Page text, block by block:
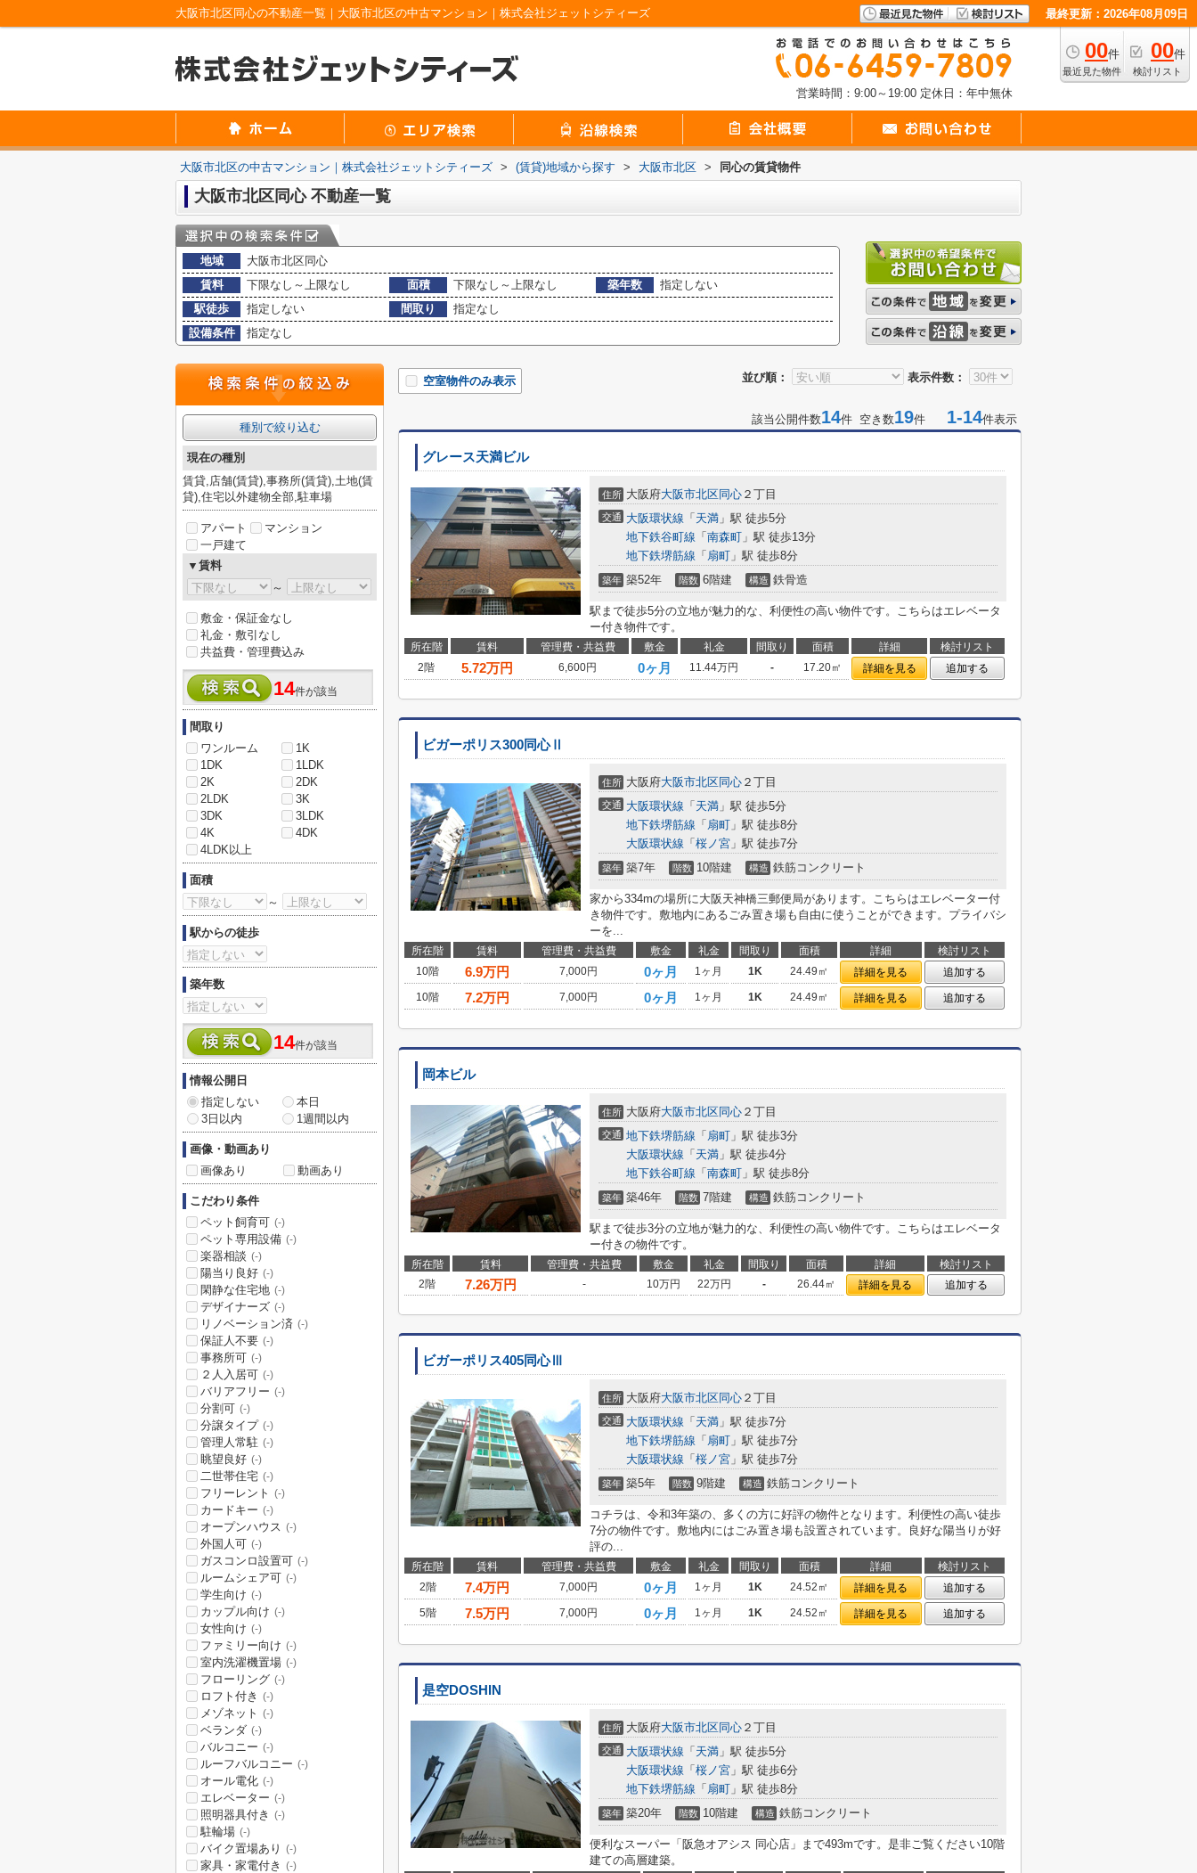
大阪市北区同心の不動産一覧｜大阪市北区の中古マンション｜株式会社ジェットシティーズ 最終更新：2026年08月09日
00件
最近見た物件
00件
検討リスト
営業時間：9:00～19:00 定休日：年中無休
大阪市北区の中古マンション｜株式会社ジェットシティーズ > (賃貸)地域から探す > 大阪市北区 > 同心の賃貸物件
大阪市北区同心 不動産一覧
地域
大阪市北区同心
賃料
下限なし～上限なし 面積 下限なし～上限なし 築年数
指定しない
駅徒歩
指定しない 間取り
指定なし
設備条件
指定なし
並び順： 表示件数：
空室物件のみ表示
該当公開件数14件 空き数19件 1-14件表示
グレース天満ビル
住所 大阪府大阪市北区同心 ２丁目
交通 大阪環状線 「 天満 」駅 徒歩5分
地下鉄谷町線 「 南森町 」駅 徒歩13分
地下鉄堺筋線 「 扇町 」駅 徒歩8分
築年 築52年 階数 6階建 構造 鉄骨造
駅まで徒歩5分の立地が魅力的な、利便性の高い物件です。こちらはエレベータ
ー付き物件です。
所在階 賃料 管理費・共益費 敷金 礼金 間取り 面積 詳細
検討リスト
2階
5.72万円 6,600円 0ヶ月 11.44万円 - 17.20㎡ 詳細を見る 追加する
ビガーポリス300同心Ⅱ
住所 大阪府大阪市北区同心 ２丁目
交通 大阪環状線 「 天満 」駅 徒歩5分
地下鉄堺筋線 「 扇町 」駅 徒歩8分
大阪環状線 「 桜ノ宮 」駅 徒歩7分
築年 築7年 階数 10階建 構造 鉄筋コンクリート
家から334mの場所に大阪天神橋三郵便局があります。こちらはエレベーター付
き物件です。敷地内にあるごみ置き場も自由に使うことができます。プライバシ
ーを...
所在階 賃料 管理費・共益費 敷金 礼金 間取り 面積 詳細
検討リスト
10階
6.9万円 7,000円 0ヶ月 1ヶ月 1K 24.49㎡ 詳細を見る
追加する
10階
7.2万円 7,000円 0ヶ月 1ヶ月 1K 24.49㎡ 詳細を見る 追加する
岡本ビル
住所 大阪府大阪市北区同心 ２丁目
交通 地下鉄堺筋線 「 扇町 」駅 徒歩3分
大阪環状線 「 天満 」駅 徒歩4分
地下鉄谷町線 「 南森町 」駅 徒歩8分
築年 築46年 階数 7階建 構造 鉄筋コンクリート
駅まで徒歩3分の立地が魅力的な、利便性の高い物件です。こちらはエレベータ
ー付きの物件です。
所在階 賃料 管理費・共益費 敷金 礼金 間取り 面積 詳細
検討リスト
2階
7.26万円 - 10万円 22万円 - 26.44㎡ 詳細を見る 追加する
ビガーポリス405同心Ⅲ
住所 大阪府大阪市北区同心 ２丁目
交通 大阪環状線 「 天満 」駅 徒歩7分
地下鉄堺筋線 「 扇町 」駅 徒歩7分
大阪環状線 「 桜ノ宮 」駅 徒歩7分
築年 築5年 階数 9階建 構造 鉄筋コンクリート
コチラは、令和3年築の、多くの方に好評の物件となります。利便性の高い徒歩
7分の物件です。敷地内にはごみ置き場も設置されています。良好な陽当りが好
評の...
所在階 賃料 管理費・共益費 敷金 礼金 間取り 面積 詳細
検討リスト
2階
7.4万円 7,000円 0ヶ月 1ヶ月 1K 24.52㎡ 詳細を見る
追加する
5階
7.5万円 7,000円 0ヶ月 1ヶ月 1K 24.52㎡ 詳細を見る 追加する
是空DOSHIN
住所 大阪府大阪市北区同心 ２丁目
交通 大阪環状線 「 天満 」駅 徒歩5分
大阪環状線 「 桜ノ宮 」駅 徒歩6分
地下鉄堺筋線 「 扇町 」駅 徒歩8分
築年 築20年 階数 10階建 構造 鉄筋コンクリート
便利なスーパー「阪急オアシス 同心店」まで493mです。是非ご覧ください10階
建ての高層建築。
種別で絞り込む
現在の種別
賃貸,店舗(賃貸),事務所(賃貸),土地(賃
貸),住宅以外建物全部,駐車場
アパート
マンション
一戸建て
▼賃料
～
敷金・保証金なし
礼金・敷引なし
共益費・管理費込み
14件が該当
間取り
ワンルーム
1K
1DK
1LDK
2K
2DK
2LDK
3K
3DK
3LDK
4K
4DK
4LDK以上
面積
～
駅からの徒歩
築年数
14件が該当
情報公開日
指定しない
本日
3日以内
1週間以内
画像・動画あり
画像あり
動画あり
こだわり条件
ペット飼育可 (-)
ペット専用設備 (-)
楽器相談 (-)
陽当り良好 (-)
閑静な住宅地 (-)
デザイナーズ (-)
リノベーション済 (-)
保証人不要 (-)
事務所可 (-)
２人入居可 (-)
バリアフリー (-)
分割可 (-)
分譲タイプ (-)
管理人常駐 (-)
眺望良好 (-)
二世帯住宅 (-)
フリーレント (-)
カードキー (-)
オープンハウス (-)
外国人可 (-)
ガスコンロ設置可 (-)
ルームシェア可 (-)
学生向け (-)
カップル向け (-)
女性向け (-)
ファミリー向け (-)
室内洗濯機置場 (-)
フローリング (-)
ロフト付き (-)
メゾネット (-)
ベランダ (-)
バルコニー (-)
ルーフバルコニー (-)
オール電化 (-)
エレベーター (-)
照明器具付き (-)
駐輪場 (-)
バイク置場あり (-)
家具・家電付き (-)